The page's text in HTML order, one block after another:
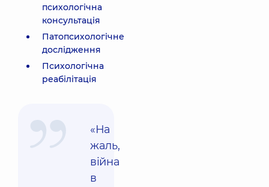
психологічна
консультація
Патопсихологічне
дослідження
Психологічна
реабілітація
«На
жаль,
війна
в